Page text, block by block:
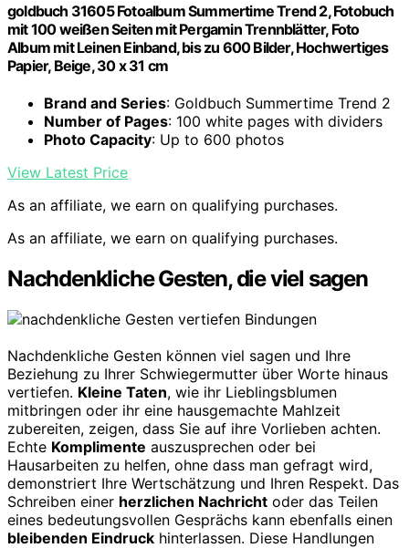
goldbuch 31605 Fotoalbum Summertime Trend 2, Fotobuch
mit 100 weißen Seiten mit Pergamin Trennblätter, Foto
Album mit Leinen Einband, bis zu 600 Bilder, Hochwertiges
Papier, Beige, 30 x 31 cm
Brand and Series: Goldbuch Summertime Trend 2
Number of Pages: 100 white pages with dividers
Photo Capacity: Up to 600 photos
View Latest Price
As an affiliate, we earn on qualifying purchases.
As an affiliate, we earn on qualifying purchases.
Nachdenkliche Gesten, die viel sagen
Nachdenkliche Gesten können viel sagen und Ihre
Beziehung zu Ihrer Schwiegermutter über Worte hinaus
vertiefen. Kleine Taten, wie ihr Lieblingsblumen
mitbringen oder ihr eine hausgemachte Mahlzeit
zubereiten, zeigen, dass Sie auf ihre Vorlieben achten.
Echte Komplimente auszusprechen oder bei
Hausarbeiten zu helfen, ohne dass man gefragt wird,
demonstriert Ihre Wertschätzung und Ihren Respekt. Das
Schreiben einer herzlichen Nachricht oder das Teilen
eines bedeutungsvollen Gesprächs kann ebenfalls einen
bleibenden Eindruck hinterlassen. Diese Handlungen